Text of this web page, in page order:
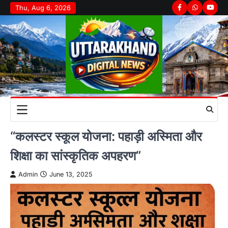
Skip
to
content
Thu, Aug 6, 2026 Facebook
Whatsapp
“कलस्टर स्कूल योजना: पहाड़ी अस्मिता और
शिक्षा का सांस्कृतिक अपहरण”
Admin June 13, 2025